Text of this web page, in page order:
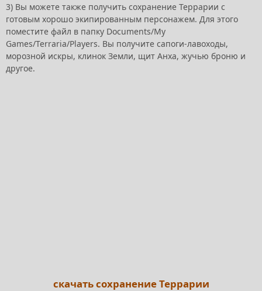
3) Вы можете также получить сохранение Террарии с
готовым хорошо экипированным персонажем. Для этого
поместите файл в папку Documents/My
Games/Terraria/Players. Вы получите сапоги-лавоходы,
морозной искры, клинок Земли, щит Анха, жучью броню и
другое.
скачать сохранение Террарии